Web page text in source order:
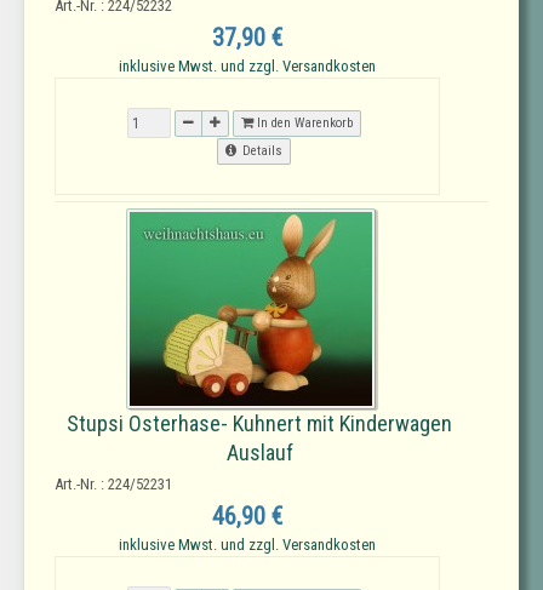
Art.-Nr. : 224/52232
37,90 €
inklusive Mwst. und zzgl. Versandkosten
In den Warenkorb
Details
Stupsi Osterhase- Kuhnert mit Kinderwagen
Auslauf
Art.-Nr. : 224/52231
46,90 €
inklusive Mwst. und zzgl. Versandkosten